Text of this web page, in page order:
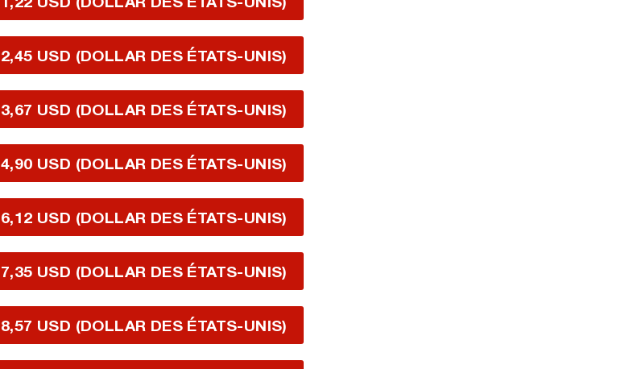
2,45 USD (DOLLAR DES ÉTATS-UNIS)
3,67 USD (DOLLAR DES ÉTATS-UNIS)
4,90 USD (DOLLAR DES ÉTATS-UNIS)
6,12 USD (DOLLAR DES ÉTATS-UNIS)
7,35 USD (DOLLAR DES ÉTATS-UNIS)
8,57 USD (DOLLAR DES ÉTATS-UNIS)